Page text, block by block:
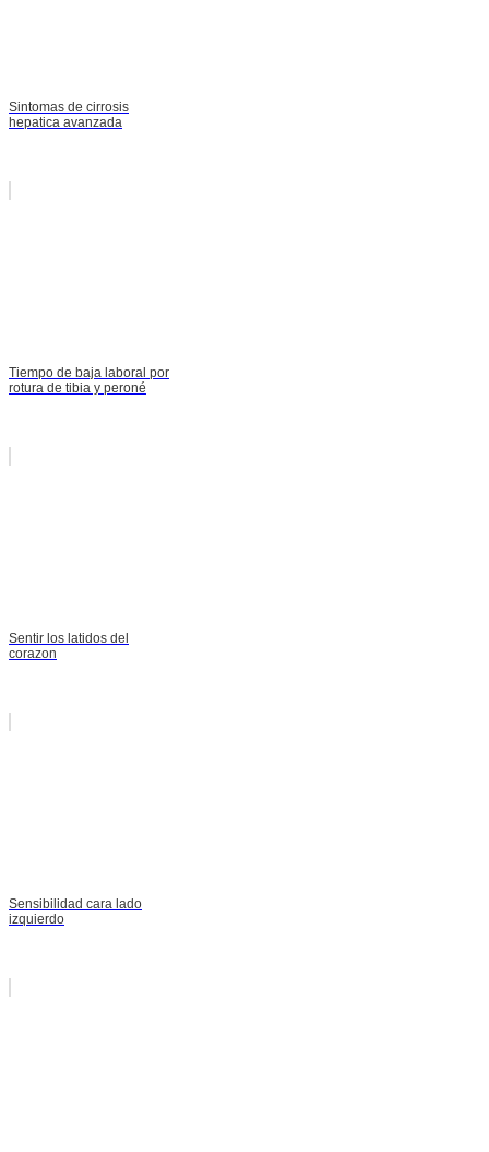
Sintomas de cirrosis
hepatica avanzada
Tiempo de baja laboral por
rotura de tibia y peroné
Sentir los latidos del
corazon
Sensibilidad cara lado
izquierdo